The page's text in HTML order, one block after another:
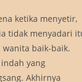
ketika menyetir,
tidak menyadari
baik-baik.
yang
Akhirnya